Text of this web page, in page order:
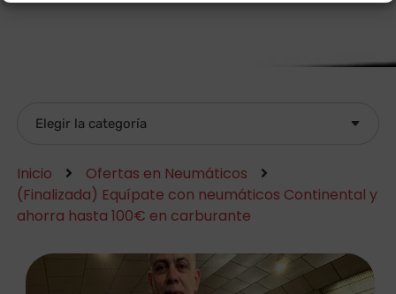
Inicio
Ofertas en Neumáticos
(Finalizada) Equípate con neumáticos Continental y
ahorra hasta 100€ en carburante